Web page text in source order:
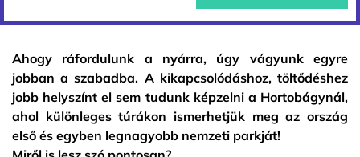
Ahogy ráfordulunk a nyárra, úgy vágyunk egyre
jobban a szabadba. A kikapcsolódáshoz, töltődéshez
jobb helyszínt el sem tudunk képzelni a Hortobágynál,
ahol különleges túrákon ismerhetjük meg az ország
első és egyben legnagyobb nemzeti parkját!